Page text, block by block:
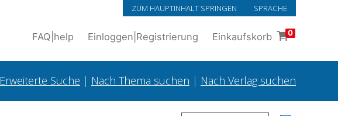
ZUM HAUPTINHALT SPRINGEN SPRACHE
FAQ help Einloggen Registrierung Einkaufskorb 0
Erweiterte Suche | Nach Thema suchen | Nach Verlag suchen